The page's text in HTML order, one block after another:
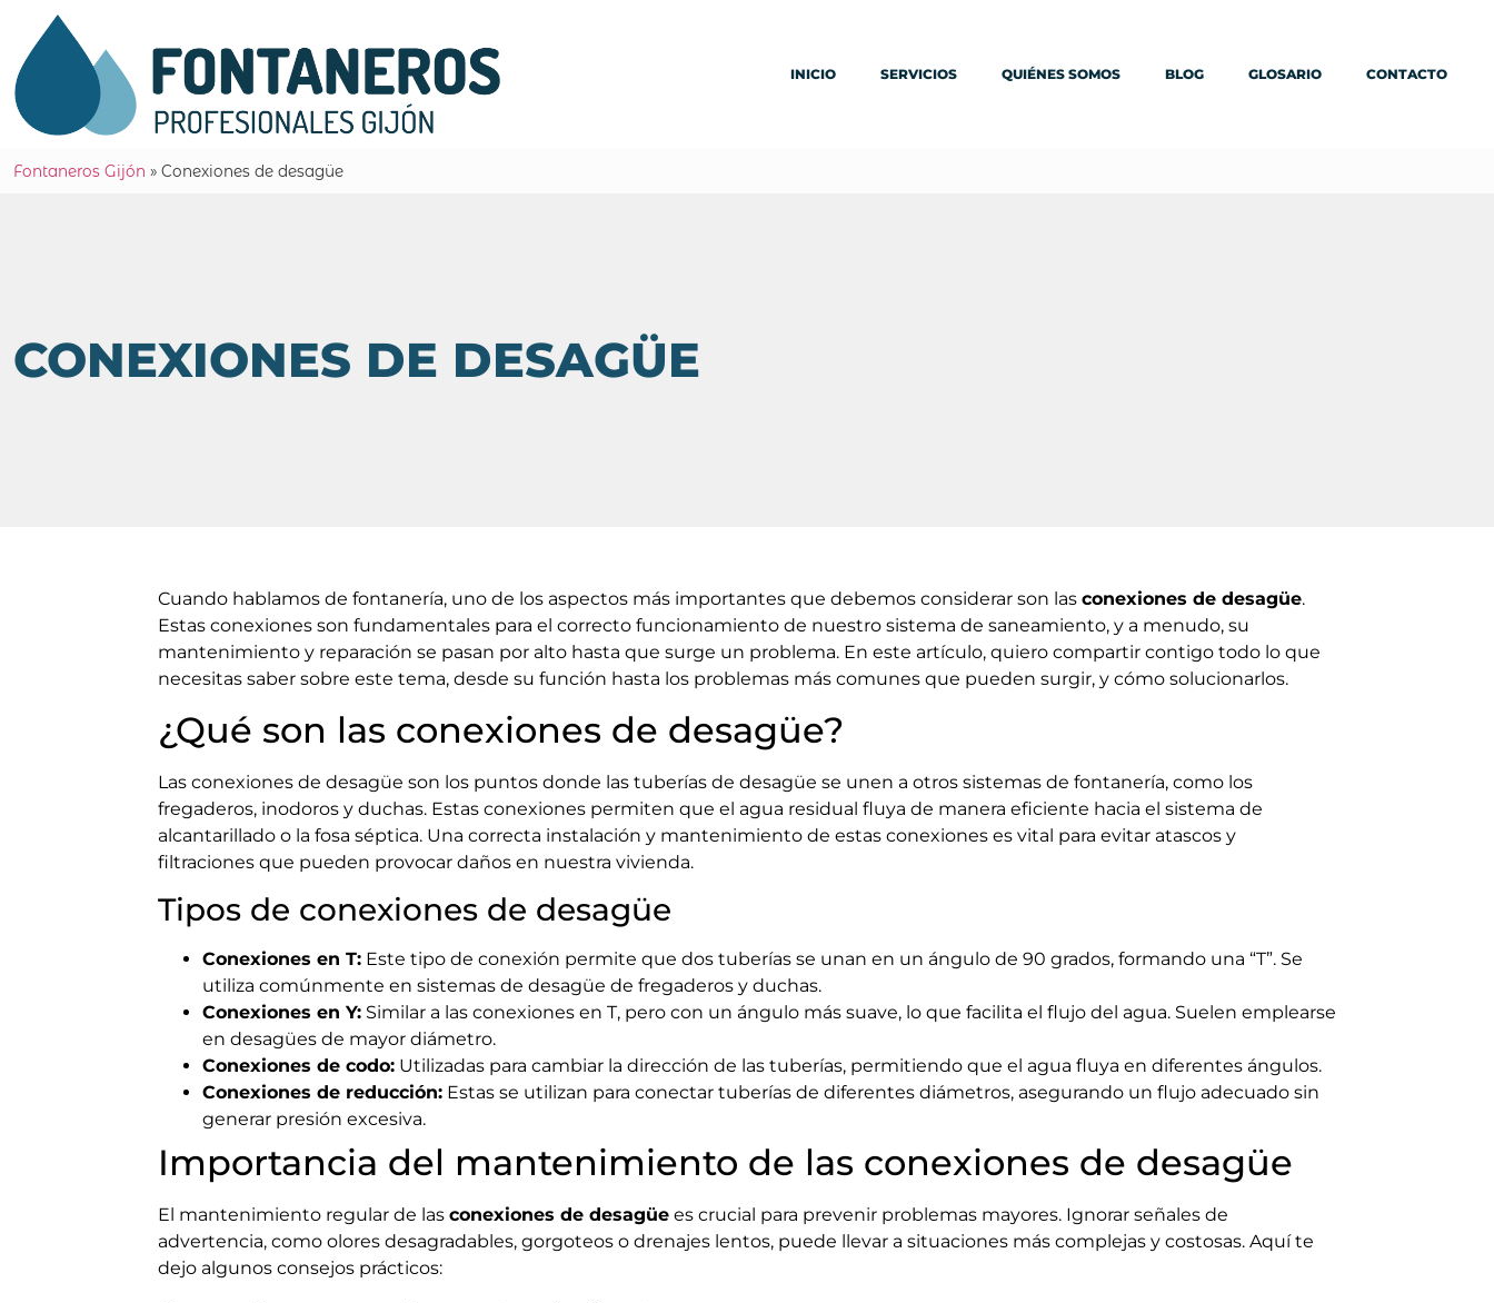
INICIO SERVICIOS QUIÉNES SOMOS BLOG GLOSARIO CONTACTO
Fontaneros Gijón » Conexiones de desagüe
CONEXIONES DE DESAGÜE
Cuando hablamos de fontanería, uno de los aspectos más importantes que debemos considerar son las conexiones de desagüe.
Estas conexiones son fundamentales para el correcto funcionamiento de nuestro sistema de saneamiento, y a menudo, su
mantenimiento y reparación se pasan por alto hasta que surge un problema. En este artículo, quiero compartir contigo todo lo que
necesitas saber sobre este tema, desde su función hasta los problemas más comunes que pueden surgir, y cómo solucionarlos.
¿Qué son las conexiones de desagüe?
Las conexiones de desagüe son los puntos donde las tuberías de desagüe se unen a otros sistemas de fontanería, como los
fregaderos, inodoros y duchas. Estas conexiones permiten que el agua residual fluya de manera eficiente hacia el sistema de
alcantarillado o la fosa séptica. Una correcta instalación y mantenimiento de estas conexiones es vital para evitar atascos y
filtraciones que pueden provocar daños en nuestra vivienda.
Tipos de conexiones de desagüe
Conexiones en T: Este tipo de conexión permite que dos tuberías se unan en un ángulo de 90 grados, formando una “T”. Se
utiliza comúnmente en sistemas de desagüe de fregaderos y duchas.
Conexiones en Y: Similar a las conexiones en T, pero con un ángulo más suave, lo que facilita el flujo del agua. Suelen emplearse
en desagües de mayor diámetro.
Conexiones de codo: Utilizadas para cambiar la dirección de las tuberías, permitiendo que el agua fluya en diferentes ángulos.
Conexiones de reducción: Estas se utilizan para conectar tuberías de diferentes diámetros, asegurando un flujo adecuado sin
generar presión excesiva.
Importancia del mantenimiento de las conexiones de desagüe
El mantenimiento regular de las conexiones de desagüe es crucial para prevenir problemas mayores. Ignorar señales de
advertencia, como olores desagradables, gorgoteos o drenajes lentos, puede llevar a situaciones más complejas y costosas. Aquí te
dejo algunos consejos prácticos: